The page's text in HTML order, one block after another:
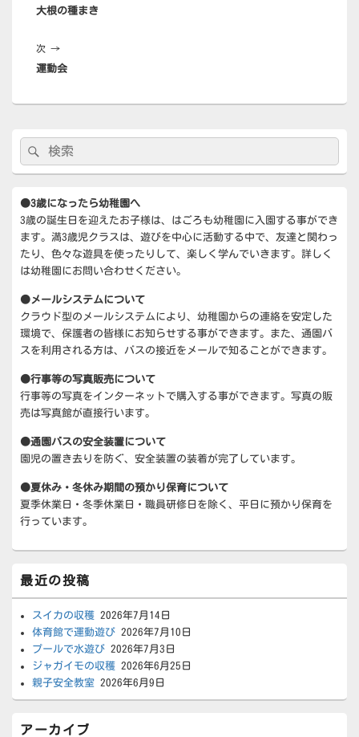
ナ
ゲ
の
稿:
大根の種まき
次 →次
の
運動会
ン
サ
ド
バ
ー
ウ
ェ
エ
リ
索:
検
索
●3歳になったら幼稚園へ
3歳の誕生日を迎えたお子様は、はごろも幼稚園に入園する事ができ
ます。満3歳児クラスは、遊びを中心に活動する中で、友達と関わっ
たり、色々な遊具を使ったりして、楽しく学んでいきます。詳しく
は幼稚園にお問い合わせください。
●メールシステムについて
クラウド型のメールシステムにより、幼稚園からの連絡を安定した
環境で、保護者の皆様にお知らせする事ができます。また、通園バ
スを利用される方は、バスの接近をメールで知ることができます。
●行事等の写真販売について
行事等の写真をインターネットで購入する事ができます。写真の販
売は写真館が直接行います。
●通園バスの安全装置について
園児の置き去りを防ぐ、安全装置の装着が完了しています。
●夏休み・冬休み期間の預かり保育について
夏季休業日・冬季休業日・職員研修日を除く、平日に預かり保育を
行っています。
最近の投稿
スイカの収穫 2026年7月14日
体育館で運動遊び 2026年7月10日
プールで水遊び 2026年7月3日
ジャガイモの収穫 2026年6月25日
親子安全教室 2026年6月9日
アーカイブ